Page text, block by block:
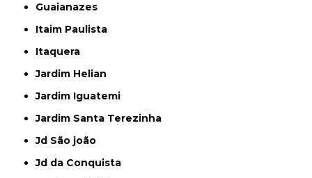
Guaianazes
Itaim Paulista
Itaquera
Jardim Helian
Jardim Iguatemi
Jardim Santa Terezinha
Jd São joão
Jd da Conquista